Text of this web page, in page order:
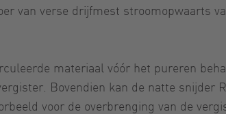
van verse drijfmest stroomopwaarts
materiaal vóór het pureren
Bovendien kan de natte snijder
voor de overbrenging van de